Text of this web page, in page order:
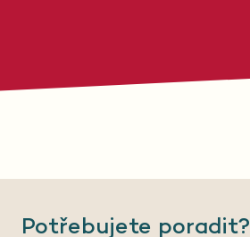
Potřebujete poradit?